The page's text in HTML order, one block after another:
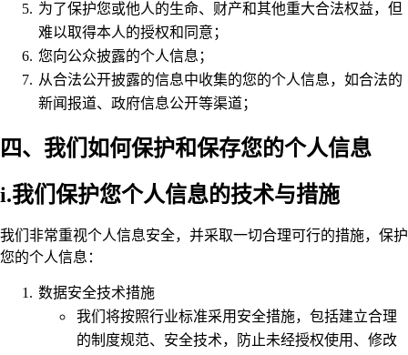
为了保护您或他人的生命、财产和其他重大合法权益，但
难以取得本人的授权和同意；
您向公众披露的个人信息；
从合法公开披露的信息中收集的您的个人信息，如合法的
新闻报道、政府信息公开等渠道；
四、我们如何保护和保存您的个人信息
i.我们保护您个人信息的技术与措施
我们非常重视个人信息安全，并采取一切合理可行的措施，保护
您的个人信息：
数据安全技术措施
我们将按照行业标准采用安全措施，包括建立合理
的制度规范、安全技术，防止未经授权使用、修改